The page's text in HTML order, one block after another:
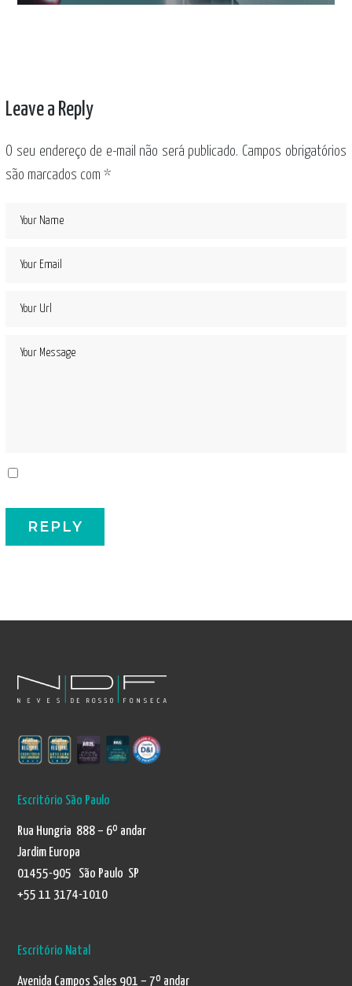
Leave a Reply
O seu endereço de e-mail não será publicado. Campos obrigatórios
são marcados com*
Escritório São Paulo
Rua Hungria 888 – 6º andar
Jardim Europa
01455-905 São Paulo SP
+55 11 3174-1010
Escritório Natal
Avenida Campos Sales 901 – 7º andar